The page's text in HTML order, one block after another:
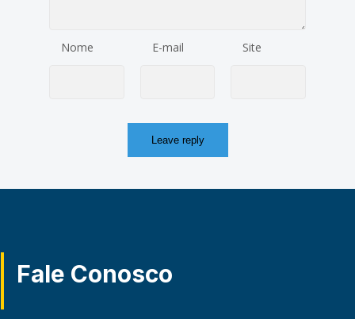
Nome E-mail Site
Fale Conosco